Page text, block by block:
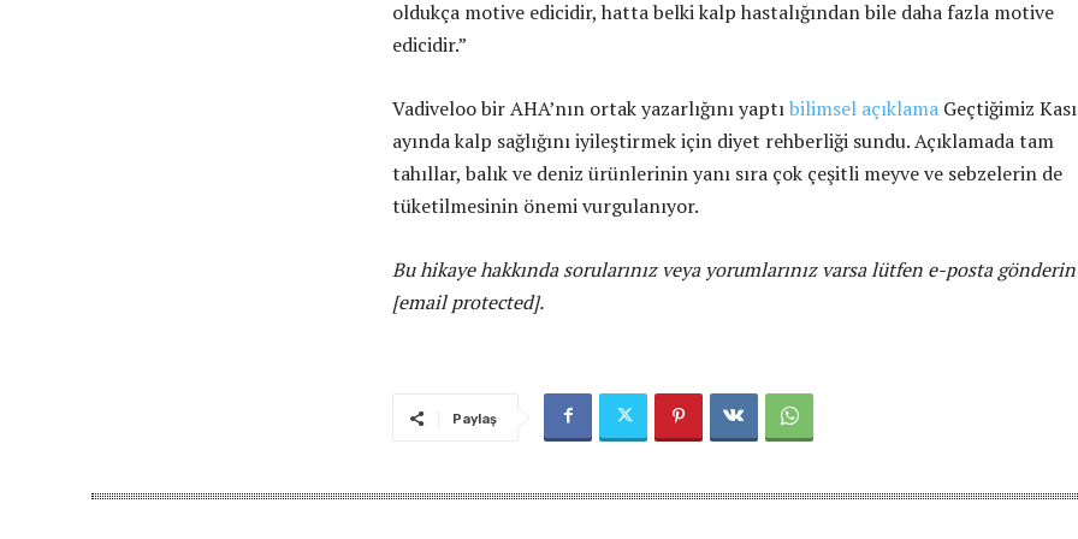
oldukça motive edicidir, hatta belki kalp hastalığından bile daha fazla motive
edicidir.”
Vadiveloo bir AHA’nın ortak yazarlığını yaptıbilimsel açıklama Geçtiğimiz
ayında kalp sağlığını iyileştirmek için diyet rehberliği sundu. Açıklamada tam
tahıllar, balık ve deniz ürünlerinin yanı sıra çok çeşitli meyve ve sebzelerin de
tüketilmesinin önemi vurgulanıyor.
Bu hikaye hakkında sorularınız veya yorumlarınız varsa lütfen e-posta gönderin
[email protected].
Paylaş